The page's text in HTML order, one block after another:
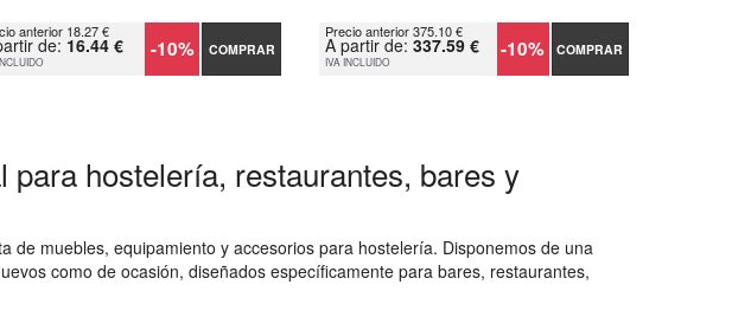
anterior 18.27 €
de: 16.44 € -10% COMPRAR
Precio anterior 375.10 €
A partir de:337.59 €
IVA INCLUIDO -10% COMPRAR
para hostelería, restaurantes, bares y
de muebles, equipamiento y accesorios para hostelería. Disponemos de una
como de ocasión, diseñados específicamente para bares, restaurantes,